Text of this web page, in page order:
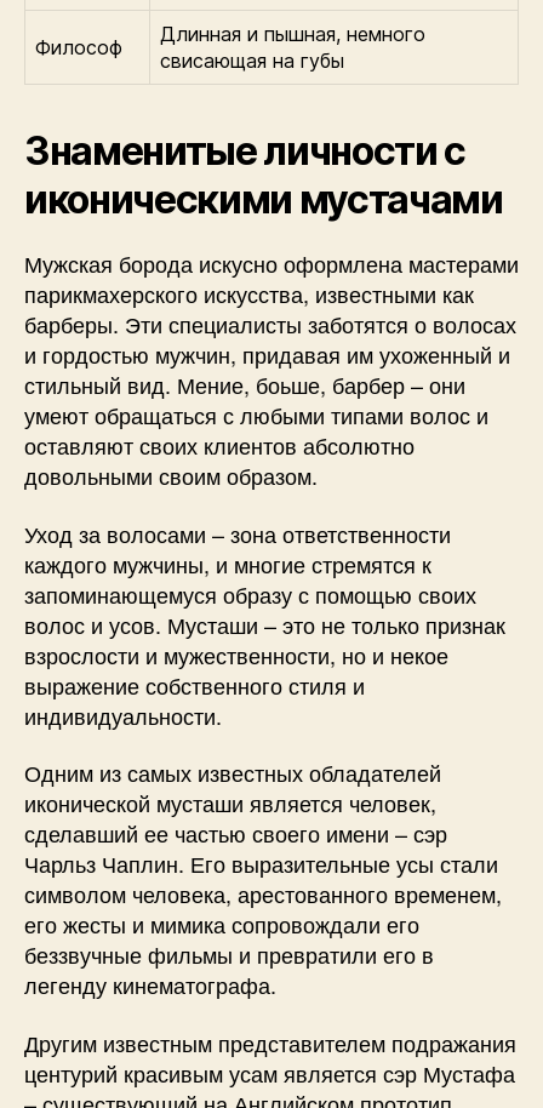
Философ
Длинная и пышная, немного
свисающая на губы
Знаменитые личности с
иконическими мустачами
Мужская борода искусно оформлена мастерами
парикмахерского искусства, известными как
барберы. Эти специалисты заботятся о волосах
и гордостью мужчин, придавая им ухоженный и
стильный вид. Мение, боьше, барбер – они
умеют обращаться с любыми типами волос и
оставляют своих клиентов абсолютно
довольными своим образом.
Уход за волосами – зона ответственности
каждого мужчины, и многие стремятся к
запоминающемуся образу с помощью своих
волос и усов. Мусташи – это не только признак
взрослости и мужественности, но и некое
выражение собственного стиля и
индивидуальности.
Одним из самых известных обладателей
иконической мусташи является человек,
сделавший ее частью своего имени – сэр
Чарльз Чаплин. Его выразительные усы стали
символом человека, арестованного временем,
его жесты и мимика сопровождали его
беззвучные фильмы и превратили его в
легенду кинематографа.
Другим известным представителем подражания
центурий красивым усам является сэр Мустафа